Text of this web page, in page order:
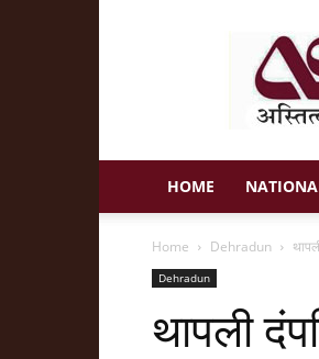
HOME
Home Dehradun
Dehradun
थापली